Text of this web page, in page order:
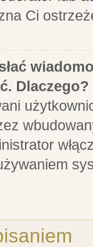
Ci
Dlaczego?